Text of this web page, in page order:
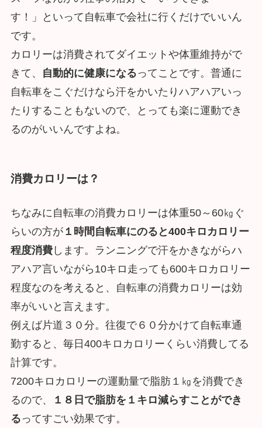
す！」といって自転車で会社に行くだけでいいん
です。
カロリーは消費されてダイエットや体重維持がで
きて、
自動的に健康になるってことです。普通に
自転車をこぐだけなら汗をかいたりハアハアいっ
たりすることもないので、とっても楽に運動でき
るのがいいんですよね。
消費カロリーは？
ちなみに自転車の消費カロリーは体重50～60㎏ぐ
らいの方が１時間自転車にのると400キロカロリー
程度消費します。ランニングで汗をかきながらハ
アハア言いながら10キロ走っても600キロカロリー
程度なのを考えると、自転車の消費カロリーは効
率がいいと言えます。
例えば片道３０分。往復で６０分かけて自転車通
勤すると、毎日400キロカロリーくらい消費してる
計算です。
7200キロカロリーの運動量で脂肪１㎏を消費でき
るので、
１８日で脂肪を１キロ減らすことができ
るってすごい効果です。